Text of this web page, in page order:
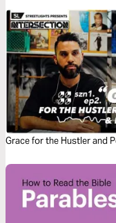
Grace for the Hustler and